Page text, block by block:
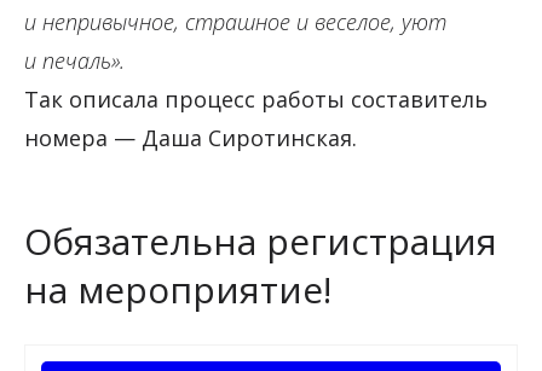
и непривычное, страшное и веселое, уют
и печаль».
Так описала процесс работы составитель
номера — Даша Сиротинская.
Обязательна регистрация
на мероприятие!